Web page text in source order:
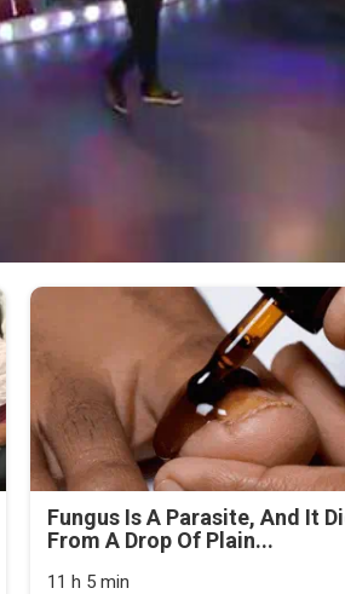
Fungus Is A Parasite, And It
From A Drop Of Plain...
11 h 5 min